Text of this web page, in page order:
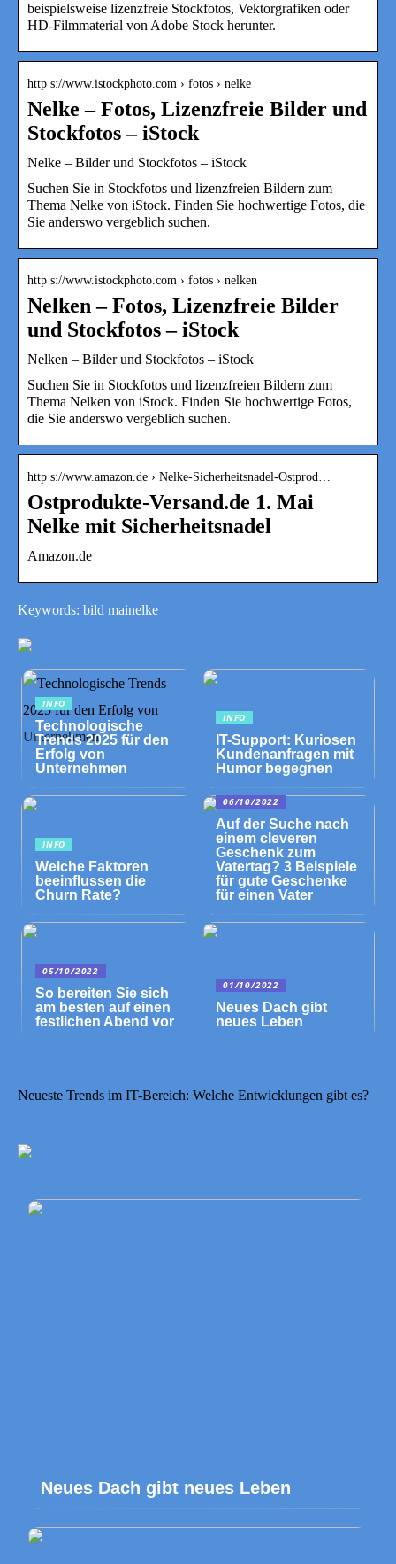
beispielsweise lizenzfreie Stockfotos, Vektorgrafiken oder
HD-Filmmaterial von Adobe Stock herunter.
http s://www.istockphoto.com › fotos › nelke
Nelke – Fotos, Lizenzfreie Bilder und
Stockfotos – iStock
Nelke – Bilder und Stockfotos – iStock
Suchen Sie in Stockfotos und lizenzfreien Bildern zum
Thema Nelke von iStock. Finden Sie hochwertige Fotos, die
Sie anderswo vergeblich suchen.
http s://www.istockphoto.com › fotos › nelken
Nelken – Fotos, Lizenzfreie Bilder
und Stockfotos – iStock
Nelken – Bilder und Stockfotos – iStock
Suchen Sie in Stockfotos und lizenzfreien Bildern zum
Thema Nelken von iStock. Finden Sie hochwertige Fotos,
die Sie anderswo vergeblich suchen.
http s://www.amazon.de › Nelke-Sicherheitsnadel-Ostprod…
Ostprodukte-Versand.de 1. Mai
Nelke mit Sicherheitsnadel
Amazon.de
Keywords: bild mainelke
INFO
Technologische
Trends 2025 für den
Erfolg von
Unternehmen
INFO
IT-Support: Kuriosen
Kundenanfragen mit
Humor begegnen
INFO
Welche Faktoren
beeinflussen die
Churn Rate?
06/10/2022
Auf der Suche nach
einem cleveren
Geschenk zum
Vatertag? 3 Beispiele
für gute Geschenke
für einen Vater
05/10/2022
So bereiten Sie sich
am besten auf einen
festlichen Abend vor
01/10/2022
Neues Dach gibt
neues Leben
Neueste Trends im IT-Bereich: Welche Entwicklungen gibt es?
Neues Dach gibt neues Leben